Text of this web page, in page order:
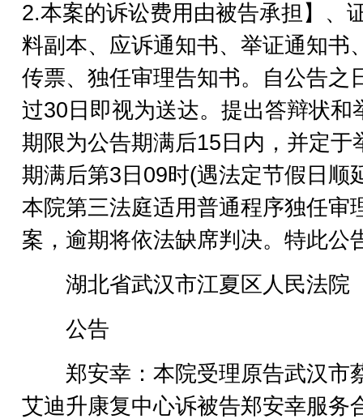
2.本案的诉讼费用由被告承担】、
料副本、应诉通知书、举证通知书
传票、独任审理告知书。自公告之
过30日即视为送达。提出答辩状和
期限为公告期满后15日内，并定于
期满后第3日09时(遇法定节假日顺
本院第三法庭适用普通程序独任审
案，逾期将依法缺席判决。特此公
湖北省武汉市江夏区人民法院
公告
郑安幸：本院受理原告武汉市
艾迪升康复中心诉被告郑安幸服务